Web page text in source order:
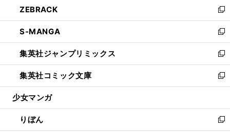
く
で
開
く
ド
ウ
で
開
く
ィ
ン
ド
ウ
で
開
く
い
ウ
ィ
ン
ド
ウ
で
開
ZEBRACK
新
し
い
ウ
ィ
ン
ド
ウ
開
く
S-MANGA
新
し
い
ウ
ィ
ン
ウ
で
集英社ジャンプリミックス
新
し
い
ウ
ン
ド
集英社コミック文庫
新
し
ウ
ィ
少女マンガ
りぼん
新